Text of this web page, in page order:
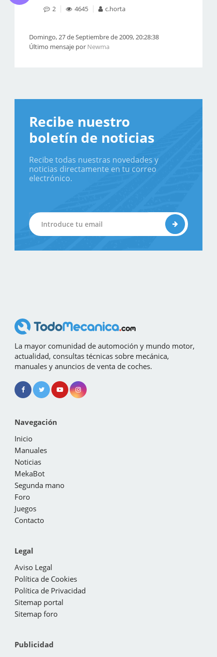
2 4645 c.horta
Domingo, 27 de Septiembre de 2009, 20:28:38
Último mensaje por Newma
Recibe nuestro
boletín de noticias
Recibe todas nuestras novedades y
noticias directamente en tu correo
electrónico.
La mayor comunidad de automoción y mundo motor,
actualidad, consultas técnicas sobre mecánica,
manuales y anuncios de venta de coches.
Navegación
Inicio
Manuales
Noticias
MekaBot
Segunda mano
Foro
Juegos
Contacto
Legal
Aviso Legal
Política de Cookies
Política de Privacidad
Sitemap portal
Sitemap foro
Publicidad